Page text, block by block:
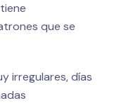
que se
irregulares, días